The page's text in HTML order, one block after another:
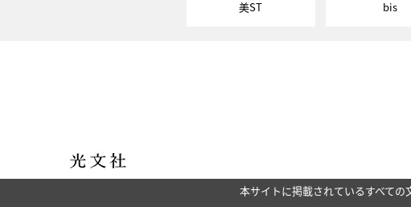
美ST bis
本サイトに掲載されているすべての